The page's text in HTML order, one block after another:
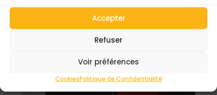
Accepter
Refuser
Voir préférences
CookiesPolitique de Confidentialité